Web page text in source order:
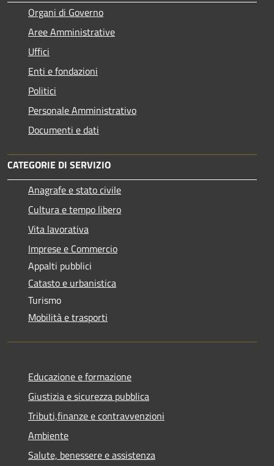
Organi di Governo
Aree Amministrative
Uffici
Enti e fondazioni
Politici
Personale Amministrativo
Documenti e dati
CATEGORIE DI SERVIZIO
Anagrafe e stato civile
Cultura e tempo libero
Vita lavorativa
Imprese e Commercio
Appalti pubblici
Catasto e urbanistica
Turismo
Mobilità e trasporti
Educazione e formazione
Giustizia e sicurezza pubblica
Tributi,finanze e contravvenzioni
Ambiente
Salute, benessere e assistenza